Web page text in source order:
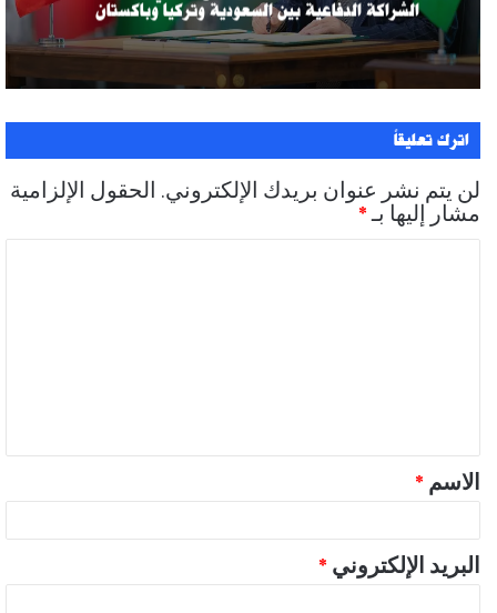
الشراكة الدفاعية بين السعودية وتركيا وباكستان
اترك تعليقاً
لن يتم نشر عنوان بريدك الإلكتروني. الحقول الإلزامية
مشار إليها بـ*
ق
*
الاسم *
البريد الإلكتروني *